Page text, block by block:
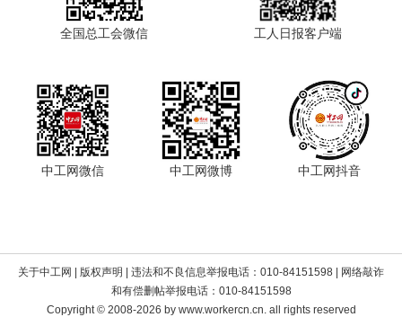
全国总工会微信 工人日报客户端
中工网微信 中工网微博 中工网抖音
关于中工网 版权声明
| 违法和不良信息举报电话：010-84151598 | 网络敲诈
和有偿删帖举报电话：010-84151598
Copyright © 2008-2026 by www.workercn.cn. all rights reserved